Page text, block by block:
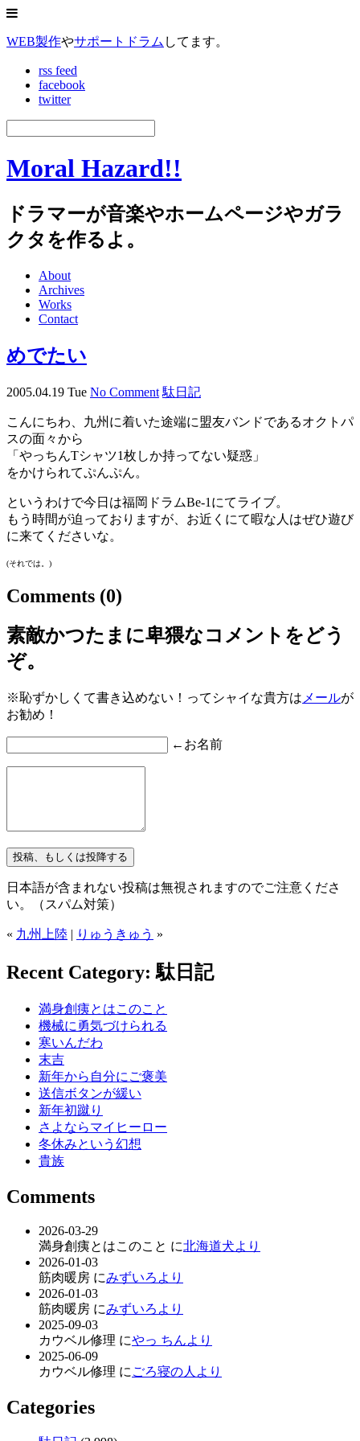
WEB製作やサポートドラム してます。
rss feed
facebook
twitter
Moral Hazard!!
ドラマーが音楽やホームページやガラ
クタを作るよ。
About
Archives
Works
Contact
めでたい
2005.04.19 Tue No Comment 駄日記
こんにちわ、九州に着いた途端に盟友バンドであるオクトパ
スの面々から
「やっちんTシャツ1枚しか持ってない疑惑」
をかけられてぷんぷん。
というわけで今日は福岡ドラムBe-1にてライブ。
もう時間が迫っておりますが、お近くにて暇な人はぜひ遊び
に来てくださいな。
(それでは。)
Comments (0)
素敵かつたまに卑猥なコメントをどう
ぞ。
※恥ずかしくて書き込めない！ってシャイな貴方は メールが
お勧め！
←お名前
日本語が含まれない投稿は無視されますのでご注意くださ
い。（スパム対策）
« 九州上陸 | りゅうきゅう »
Recent Category: 駄日記
満身創痍とはこのこと
機械に勇気づけられる
寒いんだわ
末吉
新年から自分にご褒美
送信ボタンが緩い
新年初蹴り
さよならマイヒーロー
冬休みという幻想
貴族
Comments
2026-03-29
満身創痍とはこのこと に北海道犬より
2026-01-03
筋肉暖房 にみずいろより
2026-01-03
筋肉暖房 にみずいろより
2025-09-03
カウベル修理 にやっ ちんより
2025-06-09
カウベル修理 に ごろ寝の人より
Categories